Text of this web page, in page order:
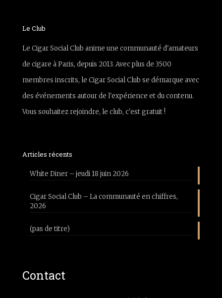
Le Club
Le Cigar Social Club anime une communauté d'amateurs
de cigare à Paris, depuis 2013. Avec plus de 3500
membres inscrits, le Cigar Social Club se démarque avec
des événements autour de l'expérience et du contenu.
Vous souhaitez rejoindre, le club, c'est gratuit !
Articles récents
White Diner – jeudi 18 juin 2026
Cigar Social Club – La communauté en chiffres,
2026
(pas de titre)
Contact